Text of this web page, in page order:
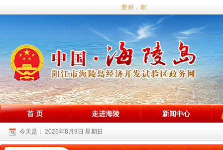
您好，欢迎访问海陵试验区政务网站！
首 页 走进海陵 新闻中心
今天是： 2026年8月9日 星期日